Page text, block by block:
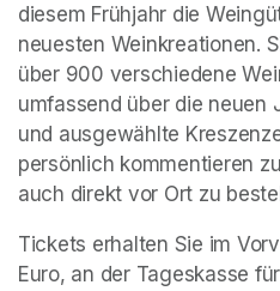
diesem Frühjahr die
neuesten Weinkreationen.
über 900 verschiedene
umfassend über die neuen
und ausgewählte
persönlich kommentieren
auch direkt vor Ort zu
Tickets erhalten Sie im
Euro, an der Tageskasse